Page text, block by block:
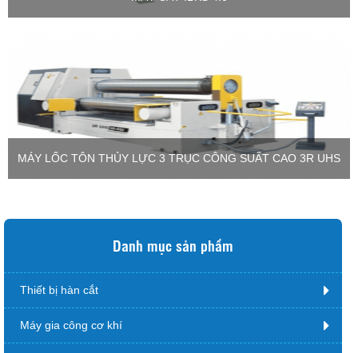
MÁY LỐC TÔN THỦY LỰC 3 TRỤC CÔNG SUẤT CAO 3R UHS
Danh mục sản phẩm
Thiết bị hàn cắt
Máy gia công cơ khí